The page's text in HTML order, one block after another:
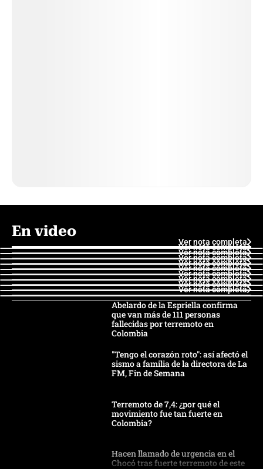
En video
Ver nota completa
Ver nota completa
Ver nota completa
Ver nota completa
Ver nota completa
Ver nota completa
Ver nota completa
Ver nota completa
Ver nota completa
Ver nota completa
Abelardo de la Espriella confirma
que van más de 111 personas
fallecidas por terremoto en
Colombia
"Tengo el corazón roto": así afectó el
sismo a familia de la directora de La
FM, Fin de Semana
Terremoto de 7,4: ¿por qué el
movimiento fue tan fuerte en
Colombia?
Hacen llamado de urgencia en el
Chocó tras fuerte terremoto de este